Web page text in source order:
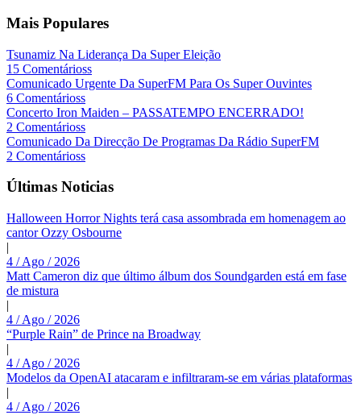
Mais Populares
Tsunamiz Na Liderança Da Super Eleição
15 Comentárioss
Comunicado Urgente Da SuperFM Para Os Super Ouvintes
6 Comentárioss
Concerto Iron Maiden – PASSATEMPO ENCERRADO!
2 Comentárioss
Comunicado Da Direcção De Programas Da Rádio SuperFM
2 Comentárioss
Últimas Noticias
Halloween Horror Nights terá casa assombrada em homenagem ao
cantor Ozzy Osbourne
|
4 / Ago / 2026
Matt Cameron diz que último álbum dos Soundgarden está em fase
de mistura
|
4 / Ago / 2026
“Purple Rain” de Prince na Broadway
|
4 / Ago / 2026
Modelos da OpenAI atacaram e infiltraram-se em várias plataformas
|
4 / Ago / 2026